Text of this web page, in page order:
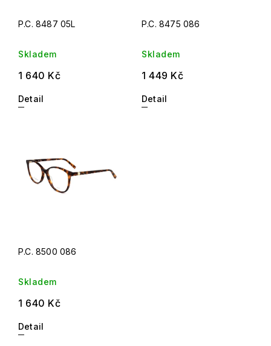
P.C. 8487 05L
Skladem
1 640 Kč
Detail
P.C. 8475 086
Skladem
1 449 Kč
Detail
P.C. 8500 086
Skladem
1 640 Kč
Detail